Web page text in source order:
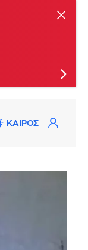
ΚΑΙΡΟΣ